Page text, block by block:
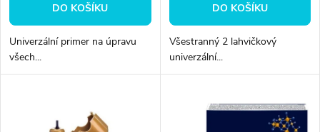
d
u
o
d
u
DO KOŠÍKU
Univerzální primer na úpravu
všech...
DO KOŠÍKU
Všestranný 2 lahvičkový
univerzální...